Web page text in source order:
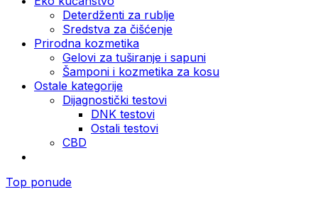
Deterdženti za rublje
Sredstva za čišćenje
Prirodna kozmetika
Gelovi za tuširanje i sapuni
Šamponi i kozmetika za kosu
Ostale kategorije
Dijagnostički testovi
DNK testovi
Ostali testovi
CBD
Top ponude